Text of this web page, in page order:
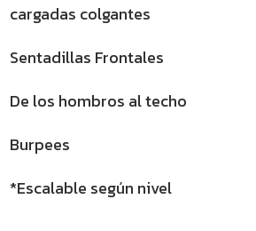
cargadas colgantes
Sentadillas Frontales
De los hombros al techo
Burpees
*Escalable según nivel